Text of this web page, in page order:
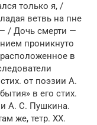
только я, /
ветвь на пне
— / Дочь смерти —
проникнуто
в
от поэзии А.
в его стих.
А. С. Пушкина.
же, тетр. XX.